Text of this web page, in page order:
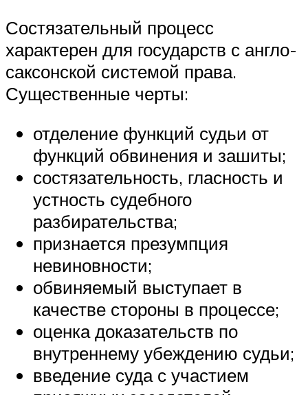
Состязательный процесс
характерен для государств с англо-
саксонской системой права.
Существенные черты:
отделение функций судьи от
функций обвинения и зашиты;
состязательность, гласность и
устность судебного
разбирательства;
признается презумпция
невиновности;
обвиняемый выступает в
качестве стороны в процессе;
оценка доказательств по
внутреннему убеждению судьи;
введение суда с участием